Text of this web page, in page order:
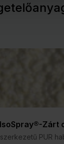
Zárt
PUR